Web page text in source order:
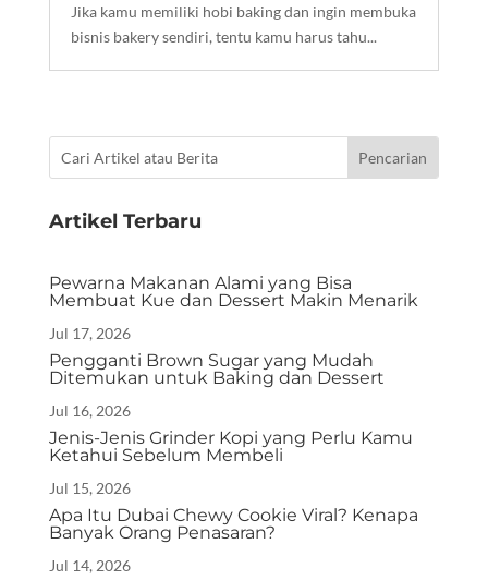
Jika kamu memiliki hobi baking dan ingin membuka
bisnis bakery sendiri, tentu kamu harus tahu...
Artikel Terbaru
Pewarna Makanan Alami yang Bisa
Membuat Kue dan Dessert Makin Menarik
Jul 17, 2026
Pengganti Brown Sugar yang Mudah
Ditemukan untuk Baking dan Dessert
Jul 16, 2026
Jenis-Jenis Grinder Kopi yang Perlu Kamu
Ketahui Sebelum Membeli
Jul 15, 2026
Apa Itu Dubai Chewy Cookie Viral? Kenapa
Banyak Orang Penasaran?
Jul 14, 2026